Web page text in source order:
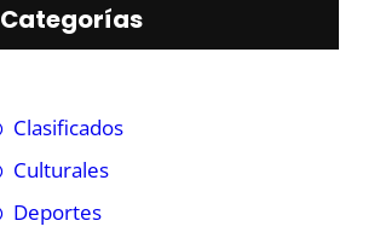
Categorías
Clasificados
Culturales
Deportes